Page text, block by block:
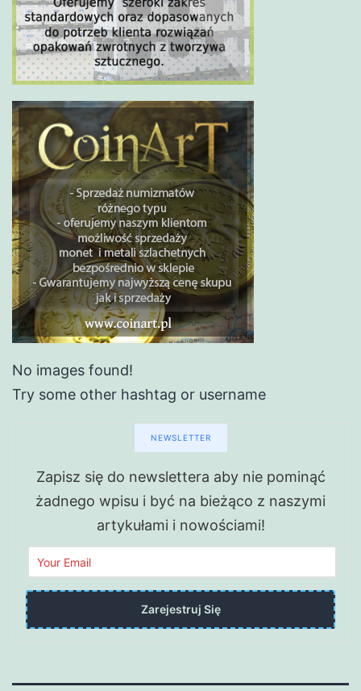
No images found!
Try some other hashtag or username
NEWSLETTER
Zapisz się do newslettera aby nie pominąć
żadnego wpisu i być na bieżąco z naszymi
artykułami i nowościami!